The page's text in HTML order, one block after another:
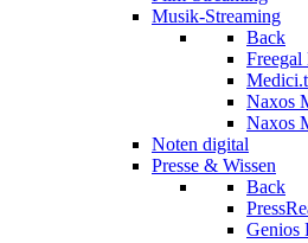
Musik-Streaming
Back
Naxos
Naxos
Noten digital
Presse & Wissen
Back
Genios